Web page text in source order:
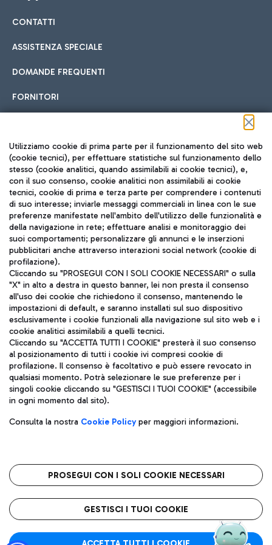
Cucina Internazionale
Fast Food
Pizza
Gelateria
Wine Bar & Sparkling
Hotel in aeroporto
Scegli l'alloggio più adatto e approfitta della vicinanza
all'aeroporto.
Car sharing
Con il Car Sharing è ancora più facile spostarsi
Treno
Raggiungi velocemente l'aeroporto di Fiumicino da Roma
tramite i servizi ferroviari Trenitalia.
Autobus
Scopri le linee di autobus per raggiungere l'aeroporto
Leonardo Da Vinci.
Raggiungi l’aeroporto senza pensieri con il servizio di taxi a
Ristoranti
Scopri la nostra offerta per una pausa gustosa in aeroporto
Mappa Aeroporto Fiumicino
CONTATTI
ASSISTENZA SPECIALE
DOMANDE FREQUENTI
FORNITORI
Seguici sui social
TRAVEL JOURNAL
ITA
Aeroporti di Roma S.p.A. - Società soggetta a direzione e
coordinamento di Mundys S.p.A.
Codice fiscale e Registro delle Imprese di Roma 13032990155 P.
IVA 06572251004
Capitale sociale 62.224.743,00 int. vers.
Sede legale: Via Pier Paolo Racchetti 1 - 00054 Fiumicino (RM)
telefono +39 06 65951
Privacy policy
Note legali
Roma FCO
L'aeroporto stellato
Utilizziamo cookie di prima parte per il funzionamento del sito web
(cookie tecnici), per effettuare statistiche sul funzionamento dello
stesso (cookie analitici, quando assimilabili ai cookie tecnici), e,
con il suo consenso, cookie analitici non assimilabili ai cookie
tecnici, cookie di prima e terza parte per comprendere i contenuti
di suo interesse; inviarle messaggi commerciali in linea con le sue
preferenze manifestate nell'ambito dell'utilizzo delle funzionalità e
della navigazione in rete; effettuare analisi e monitoraggio dei
suoi comportamenti; personalizzare gli annunci e le inserzioni
pubblicitari anche attraverso interazioni social network (cookie di
profilazione).
Cliccando su "PROSEGUI CON I SOLI COOKIE NECESSARI" o sulla
"X" in alto a destra in questo banner, lei non presta il consenso
all'uso dei cookie che richiedono il consenso, mantenendo le
impostazioni di default, e saranno installati sul suo dispositivo
esclusivamente i cookie funzionali alla navigazione sul sito web e i
cookie analitici assimilabili a quelli tecnici.
Cliccando su "ACCETTA TUTTI I COOKIE" presterà il suo consenso
al posizionamento di tutti i cookie ivi compresi cookie di
profilazione. Il consenso è facoltativo e può essere revocato in
qualsiasi momento. Potrà selezionare le sue preferenze per i
singoli cookie cliccando su "GESTISCI I TUOI COOKIE" (accessibile
in ogni momento dal sito).
Consulta la nostra Cookie Policyper maggiori informazioni.
PROSEGUI CON I SOLI COOKIE NECESSARI
GESTISCI I TUOI COOKIE